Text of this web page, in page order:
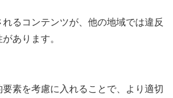
るコンテンツが、他の地域では違反
あります。
素を考慮に入れることで、より適切